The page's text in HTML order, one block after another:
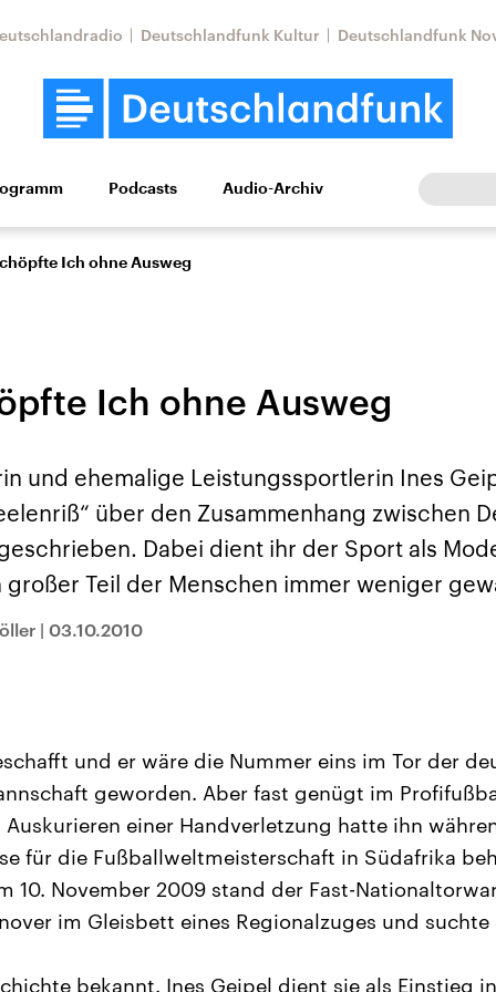
Deutschlandfunk Kultur Deutschlandfunk
Wissen Kultur Europa
Beiträge,
gehören die
Einfluss auf das
Weltgeschehen.
Aktuelle Lage und
Der Überfall der
Terrororganisation
auf Israel hat in der
Aktuelle Lage und
Der Iran – seit der
1979 auch
von einem
Podcasts Audio-Archiv
Ich ohne Ausweg
Ich ohne Ausweg
und ehemalige Leistungssportlerin Ines
über den Zusammenhang zwischen
Dabei dient ihr der Sport als
großer Teil der Menschen immer weniger
| 03.10.2010
und er wäre die Nummer eins im Tor der
geworden. Aber fast genügt im
einer Handverletzung hatte ihn
für die Fußballweltmeisterschaft in Südafrika
10. November 2009 stand der Fast-
im Gleisbett eines Regionalzuges und suchte
bekannt. Ines Geipel dient sie als Einstieg